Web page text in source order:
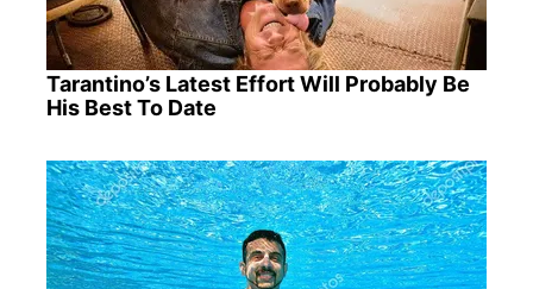
Tarantino’s Latest Effort Will Probably Be
His Best To Date